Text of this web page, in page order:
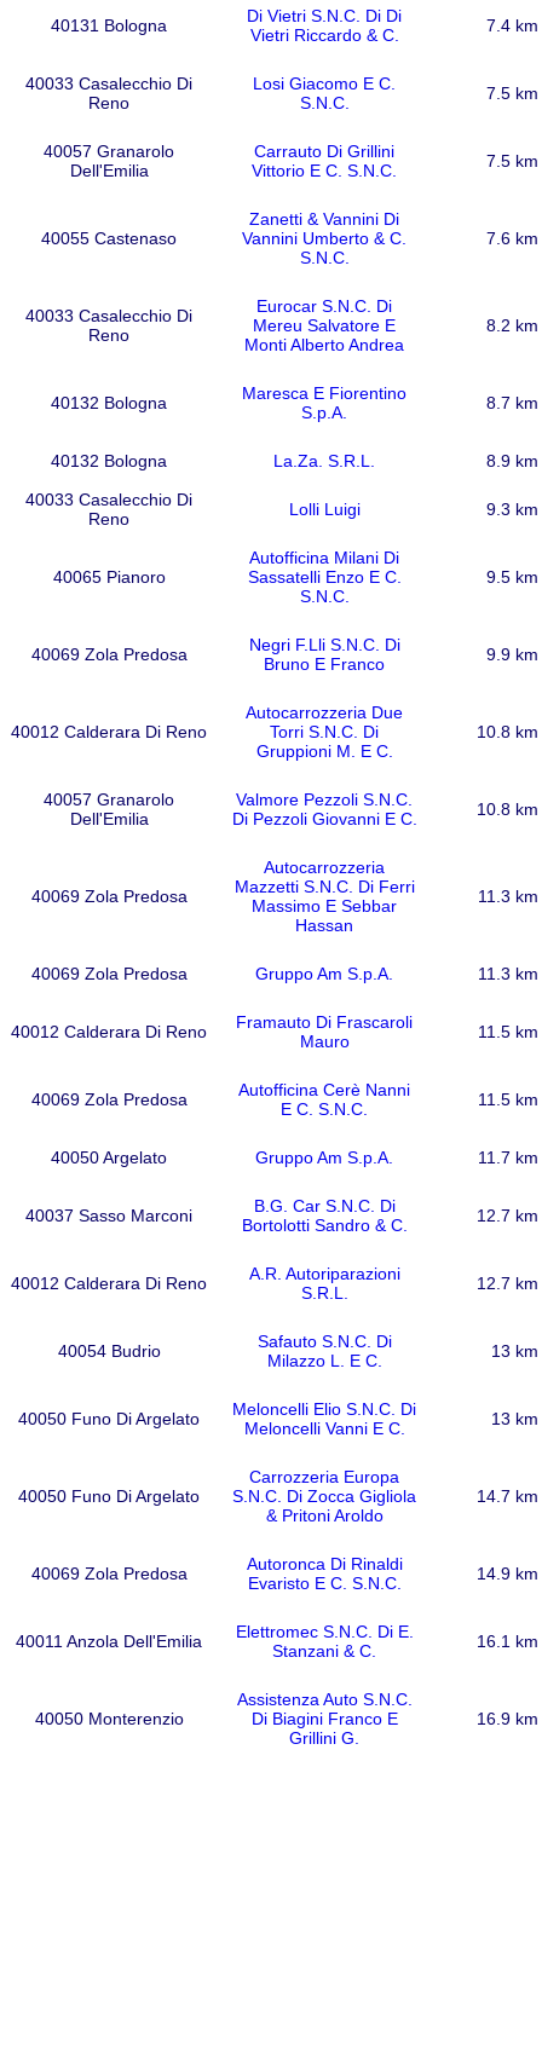
40131 Bologna
Di Vietri S.N.C. Di Di
Vietri Riccardo & C.
7.4 km
40033 Casalecchio Di
Reno
Losi Giacomo E C.
S.N.C.
7.5 km
40057 Granarolo
Dell'Emilia
Carrauto Di Grillini
Vittorio E C. S.N.C.
7.5 km
40055 Castenaso
Zanetti & Vannini Di
Vannini Umberto & C.
S.N.C.
7.6 km
40033 Casalecchio Di
Reno
Eurocar S.N.C. Di
Mereu Salvatore E
Monti Alberto Andrea
8.2 km
40132 Bologna
Maresca E Fiorentino
S.p.A.
8.7 km
40132 Bologna La.Za. S.R.L.
8.9 km
40033 Casalecchio Di
Reno
Lolli Luigi 9.3 km
40065 Pianoro
Autofficina Milani Di
Sassatelli Enzo E C.
S.N.C.
9.5 km
40069 Zola Predosa
Negri F.Lli S.N.C. Di
Bruno E Franco
9.9 km
40012 Calderara Di Reno
Autocarrozzeria Due
Torri S.N.C. Di
Gruppioni M. E C.
10.8 km
40057 Granarolo
Dell'Emilia
Valmore Pezzoli S.N.C.
Di Pezzoli Giovanni E C.
10.8 km
40069 Zola Predosa
Autocarrozzeria
Mazzetti S.N.C. Di Ferri
Massimo E Sebbar
Hassan
11.3 km
40069 Zola Predosa Gruppo Am S.p.A. 11.3 km
40012 Calderara Di Reno
Framauto Di Frascaroli
Mauro
11.5 km
40069 Zola Predosa
Autofficina Cerè Nanni
E C. S.N.C.
11.5 km
40050 Argelato Gruppo Am S.p.A. 11.7 km
40037 Sasso Marconi
B.G. Car S.N.C. Di
Bortolotti Sandro & C.
12.7 km
40012 Calderara Di Reno
A.R. Autoriparazioni
S.R.L.
12.7 km
40054 Budrio
Safauto S.N.C. Di
Milazzo L. E C.
13 km
40050 Funo Di Argelato
Meloncelli Elio S.N.C. Di
Meloncelli Vanni E C.
13 km
40050 Funo Di Argelato
Carrozzeria Europa
S.N.C. Di Zocca Gigliola
& Pritoni Aroldo
14.7 km
40069 Zola Predosa
Autoronca Di Rinaldi
Evaristo E C. S.N.C.
14.9 km
40011 Anzola Dell'Emilia
Elettromec S.N.C. Di E.
Stanzani & C.
16.1 km
40050 Monterenzio
Assistenza Auto S.N.C.
Di Biagini Franco E
Grillini G.
16.9 km